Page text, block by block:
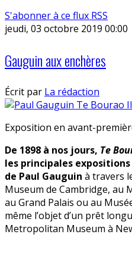
S'abonner à ce flux RSS
jeudi, 03 octobre 2019 00:00
Gauguin aux enchères
Écrit par La rédaction
Exposition en avant-
De 1898 à nos jours, Te
les principales
de Paul Gauguin à travers
Museum de Cambridge, au
au Grand Palais ou au
même l’objet d’un prêt
Metropolitan Museum à